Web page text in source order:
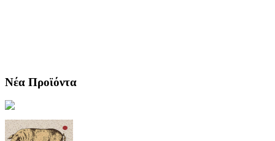
Νέα Προϊόντα